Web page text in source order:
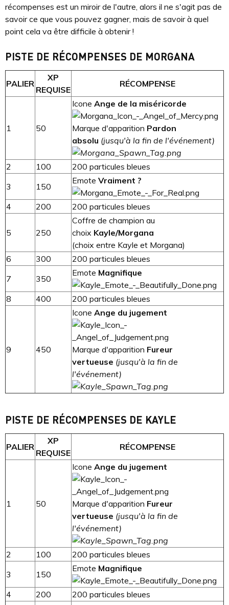
récompenses est un miroir de l'autre, alors il ne s'agit pas de
savoir ce que vous pouvez gagner, mais de savoir à quel
point cela va être difficile à obtenir !
PISTE DE RÉCOMPENSES DE MORGANA
PALIER
XP
REQUISE
RÉCOMPENSE
1 50
Icone Ange de la miséricorde
Marque d'apparition Pardon
absolu (jusqu'à la fin de l'événement)
2 100
200 particules bleues
3
150
Emote Vraiment ?
4 200 200 particules bleues
5 250
Coffre de champion au
choix Kayle/Morgana
(choix entre Kayle et Morgana)
6
300
200 particules bleues
7
350
Emote Magnifique
8 400 200 particules bleues
9 450
Icone Ange du jugement
Marque d'apparition Fureur
vertueuse (jusqu'à la fin de
l'événement)
PISTE DE RÉCOMPENSES DE KAYLE
PALIER
XP
REQUISE
RÉCOMPENSE
1 50
Icone Ange du jugement
Marque d'apparition Fureur
vertueuse (jusqu'à la fin de
l'événement)
2 100
200 particules bleues
3
150
Emote Magnifique
4 200
200 particules bleues